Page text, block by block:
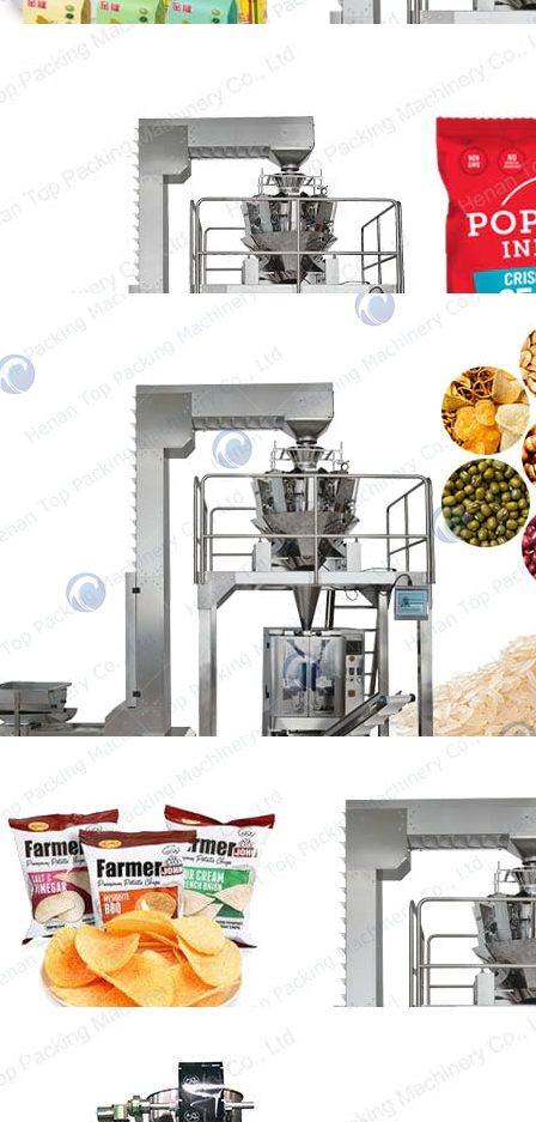
Machine d'emballage de popcorn
Le popcorn est devenu une collation
essentielle dans notre vie quotidienne. Avoir
un seau de popcorn…
Machine d'emballage de granulés
La machine d’emballage du thé est
spécialement conçue pour emballer une
variété de thés. Elle peut emballer des
matériaux tels que le thé vert, le thé noir et le
thé parfumé. La forme d’emballage est
généralement du type joint triangulaire (trois
côtés). Son poids d’emballage est de 1-40 g.
Et sa vitesse d’emballage est de 30-100
sachets/min.
Machine d'emballage des chips
La machine d'emballage des chips est une
machine très importante pour augmenter la
vitesse d'emballage et économiser…
Machine d'emballage de poche de
bonbons